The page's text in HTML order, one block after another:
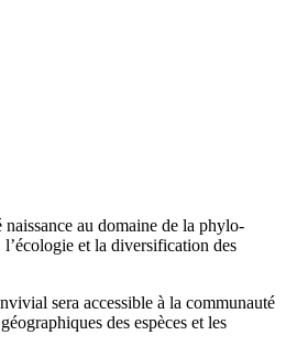
au domaine de la phylo-
et la diversification des
sera accessible à la communauté
des espèces et les